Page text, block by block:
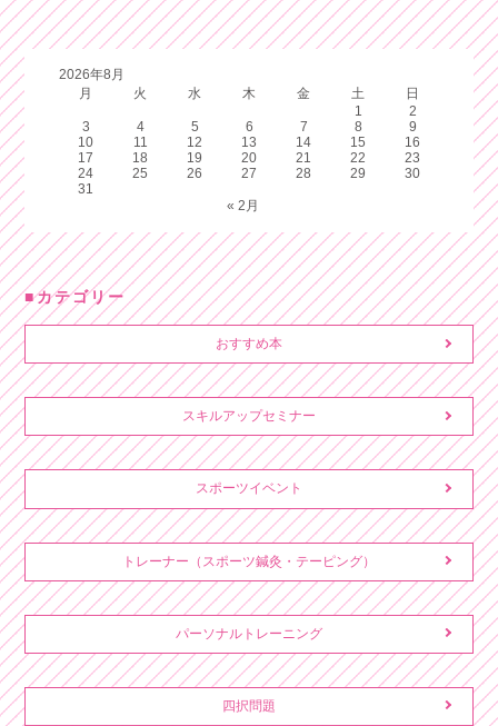
2026年8月
月
火 水 木 金 土
日
1
2
3
4 5 6 7 8
9
10
11 12 13 14 15
16
17
18 19 20 21 22
23
24
25 26 27 28 29
30
31
« 2月
カテゴリー
おすすめ本
スキルアップセミナー
スポーツイベント
トレーナー（スポーツ鍼灸・テーピング）
パーソナルトレーニング
四択問題